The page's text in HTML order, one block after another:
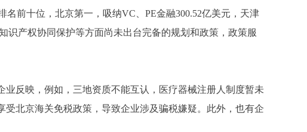
前十位，北京第一，吸纳VC、PE金融300.52亿美元，天津
识产权协同保护等方面尚未出台完备的规划和政策，政策服
反映，例如，三地资质不能互认，医疗器械注册人制度暂未
北京海关免税政策，导致企业涉及骗税嫌疑。此外，也有企